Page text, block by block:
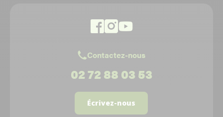
Contactez-nous
02 72 88 03 53
Écrivez-nous